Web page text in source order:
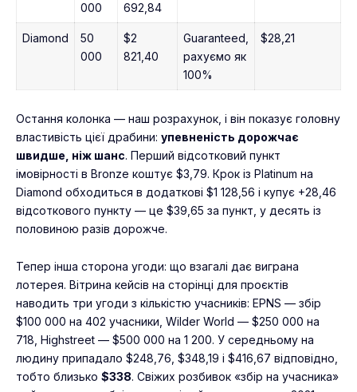
000
692,84
Diamond
50
000
$2
821,40
Guaranteed,
рахуємо як
100%
$28,21
Остання колонка — наш розрахунок, і він показує головну
властивість цієї драбини: упевненість дорожчає
швидше, ніж шанс. Перший відсотковий пункт
імовірності в Bronze коштує $3,79. Крок із Platinum на
Diamond обходиться в додаткові $1 128,56 і купує +28,46
відсоткового пункту — це $39,65 за пункт, у десять із
половиною разів дорожче.
Тепер інша сторона угоди: що взагалі дає виграна
лотерея. Вітрина кейсів на сторінці для проєктів
наводить три угоди з кількістю учасників: EPNS — збір
$100 000 на 402 учасники, Wilder World — $250 000 на
718, Highstreet — $500 000 на 1 200. У середньому на
людину припадало $248,76, $348,19 і $416,67 відповідно,
тобто близько $338. Свіжих розбивок «збір на учасника»